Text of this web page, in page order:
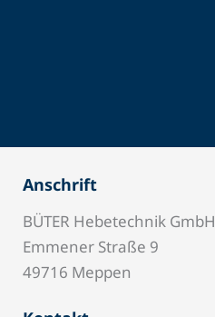
Anschrift
BÜTER Hebetechnik GmbH
Emmener Straße 9
49716 Meppen